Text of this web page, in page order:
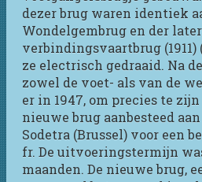
dezer brug waren identiek
Wondelgembrug en der
verbindingsvaartbrug (1911)
ze electrisch gedraaid. Na
zowel de voet- als van de
er in 1947, om precies te zijn
nieuwe brug aanbesteed
Sodetra (Brussel) voor een
fr. De uitvoeringstermijn
maanden. De nieuwe brug,